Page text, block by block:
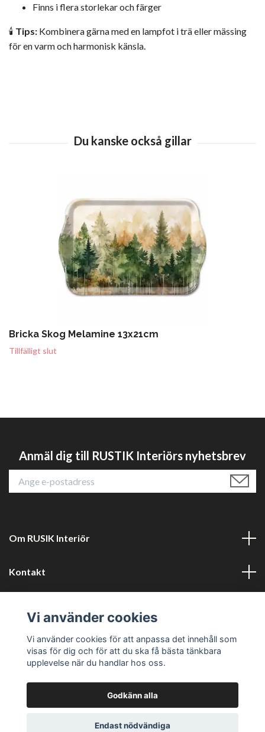
Finns i flera storlekar och färger
🕯️ Tips: Kombinera gärna med en lampfot i trä eller mässing
för en varm och harmonisk känsla.
Bricka Skog Melamine 13x21cm
Tillfälligt slut
Anmäl dig till RUSTIK Interiörs nyhetsbrev
Om RUSIK Interiör
Kontakt
Sociala medier
© 2026 RUSTIK Interiör Powered by Quickbutik
Vi använder cookies
Vi använder cookies för att anpassa det innehåll som
visas för dig och för att du ska få bästa tänkbara
upplevelse när du handlar hos oss.
Godkänn alla
Endast nödvändiga